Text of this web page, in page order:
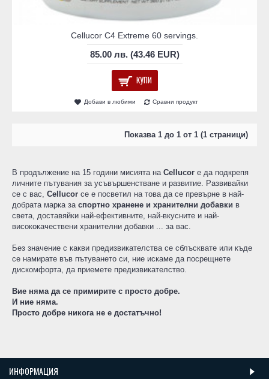
Cellucor C4 Extreme 60 servings.
85.00 лв. (43.46 EUR)
КУПИ
Добави в любими Сравни продукт
Показва 1 до 1 от 1 (1 страници)
В продължение на 15 години мисията на Cellucor е да подкрепя
личните пътувания за усъвършенстване и развитие. Развивайки
се с вас, Cellucor се е посветил на това да се превърне в най-
добрата марка за спортно хранене и хранителни добавки в
света, доставяйки най-ефективните, най-вкусните и най-
висококачествени хранителни добавки ... за вас.
Без значение с какви предизвикателства се сблъсквате или къде
се намирате във пътуването си, ние искаме да посрещнете
дискомфорта, да приемете предизвикателство.
Вие няма да се примирите с просто добре.
И ние няма.
Просто добре никога не е достатъчно!
ИНФОРМАЦИЯ